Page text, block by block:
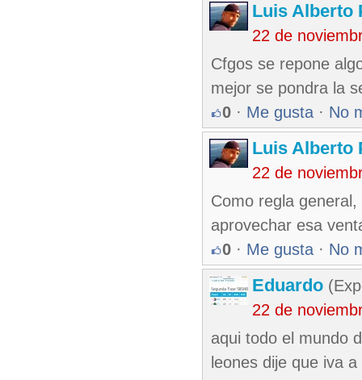
Luis Alberto
22 de
Cfgos se repone
mejor se pondra la
0 · Me gusta · No
Luis Alberto
22 de
Como regla
aprovechar esa
0 · Me gusta · No
Eduardo
22 de
aqui todo el mundo
leones dije que iva